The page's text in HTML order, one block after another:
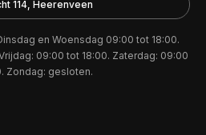
114, Heerenveen
en Woensdag 09:00 tot 18:00.
09:00 tot 18:00. Zaterdag: 09:00
Zondag: gesloten.